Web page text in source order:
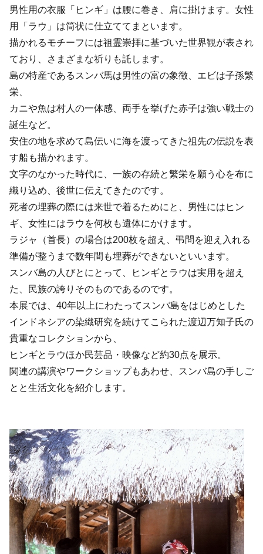
男性用の衣服「ヒンギ」は腰に巻き、肩に掛けます。女性
用「ラウ」は筒状に仕立ててまといます。
描かれるモチーフには祖霊崇拝に基づいた世界観が表され
ており、さまざまな祈りも託します。
島の特産であるスンバ馬は男性の富の象徴、エビは子孫繁
栄、
カニや魚は村人の一体感、両手を挙げた赤子は強い戦士の
誕生など。
安住の地を求めて島伝いに海を渡ってきた祖先の伝説を表
す船も描かれます。
文字のなかった時代に、一族の存続と繁栄を願う心を布に
織り込め、後世に伝えてきたのです。
死者の埋葬の際には来世で着るためにと、男性にはヒン
ギ、女性にはラウを何枚も遺体にかけます。
ラジャ（首長）の場合は200枚を超え、弔問を迎え入れる
準備が整うまで数年間も埋葬ができないといいます。
スンバ島の人びとにとって、ヒンギとラウは実用を超え
た、民族の誇りそのものであるのです。
本展では、40年以上にわたってスンバ島をはじめとした
インドネシアの染織研究を続けてこられた渡辺万知子氏の
貴重なコレクションから、
ヒンギとラウほか民芸品・映像など約30点を展示。
関連の講演やワークショップもあわせ、スンバ島の手しご
とと生活文化を紹介します。